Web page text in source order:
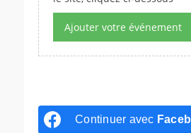
Ajouter votre événement
Continuer avec